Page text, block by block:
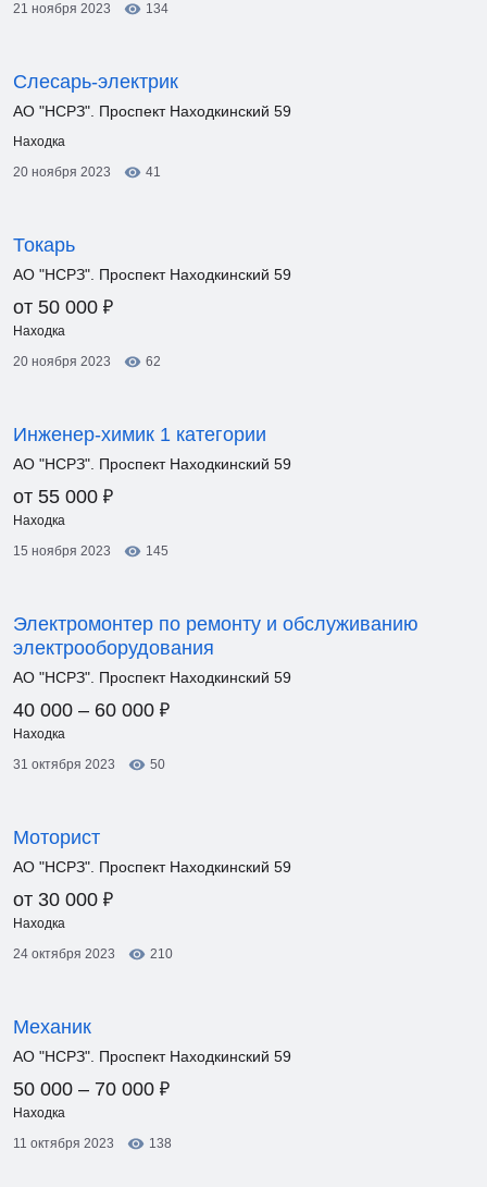
21 ноября 2023
134
Слесарь-электрик
АО "НСРЗ". Проспект Находкинский 59
Находка
20 ноября 2023
41
Токарь
АО "НСРЗ". Проспект Находкинский 59
от 50 000 ₽
Находка
20 ноября 2023
62
Инженер-химик 1 категории
АО "НСРЗ". Проспект Находкинский 59
от 55 000 ₽
Находка
15 ноября 2023
145
Электромонтер по ремонту и обслуживанию
электрооборудования
АО "НСРЗ". Проспект Находкинский 59
40 000 – 60 000 ₽
Находка
31 октября 2023
50
Моторист
АО "НСРЗ". Проспект Находкинский 59
от 30 000 ₽
Находка
24 октября 2023
210
Механик
АО "НСРЗ". Проспект Находкинский 59
50 000 – 70 000 ₽
Находка
11 октября 2023
138